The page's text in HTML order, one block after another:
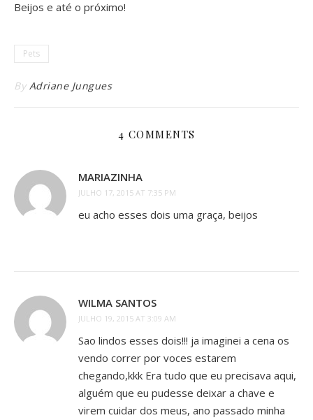
Beijos e até o próximo!
Pets
By Adriane Jungues
4 COMMENTS
MARIAZINHA
JULHO 17, 2015 AT 7:35 PM
eu acho esses dois uma graça, beijos
WILMA SANTOS
JULHO 19, 2015 AT 3:09 AM
Sao lindos esses dois!!! ja imaginei a cena os
vendo correr por voces estarem
chegando,kkk Era tudo que eu precisava aqui,
alguém que eu pudesse deixar a chave e
virem cuidar dos meus, ano passado minha